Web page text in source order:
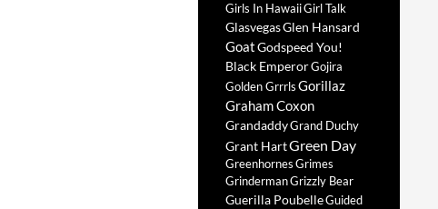
Girls In HawaiiGirl Talk
GlasvegasGlen Hansard
GoatGodspeed You!
Black EmperorGojira
Golden GrrrlsGorillaz
Graham Coxon
GrandaddyGrand Duchy
Grant HartGreen Day
GreenhornesGrimes
GrindermanGrizzly Bear
Guerilla PoubelleGuided